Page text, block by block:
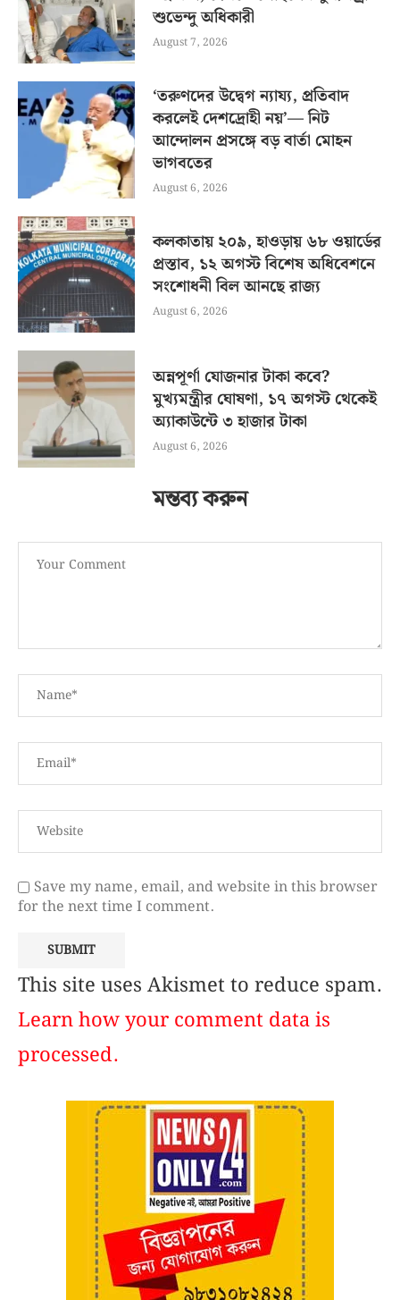
শুভেন্দু অধিকারী
August 7, 2026
‘তরুণদের উদ্বেগ ন্যায্য, প্রতিবাদ
করলেই দেশদ্রোহী নয়’— নিট
আন্দোলন প্রসঙ্গে বড় বার্তা মোহন
ভাগবতের
August 6, 2026
কলকাতায় ২০৯, হাওড়ায় ৬৮ ওয়ার্ডের
প্রস্তাব, ১২ অগস্ট বিশেষ অধিবেশনে
সংশোধনী বিল আনছে রাজ্য
August 6, 2026
অন্নপূর্ণা যোজনার টাকা কবে?
মুখ্যমন্ত্রীর ঘোষণা, ১৭ অগস্ট থেকেই
অ্যাকাউন্টে ৩ হাজার টাকা
August 6, 2026
মন্তব্য করুন
Save my name, email, and website in this browser
for the next time I comment.
This site uses Akismet to reduce spam.
Learn how your comment data is
processed.